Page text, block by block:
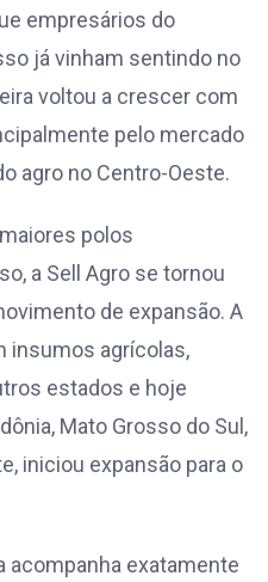
empresários do
já vinham sentindo no
voltou a crescer com
pelo mercado
agro no Centro-Oeste.
polos
a Sell Agro se tornou
de expansão. A
insumos agrícolas,
estados e hoje
Mato Grosso do Sul,
iniciou expansão para o
acompanha exatamente